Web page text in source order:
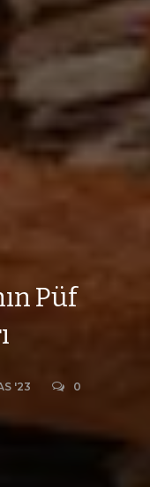
Püf
'23 0